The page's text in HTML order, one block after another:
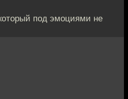
под эмоциями не